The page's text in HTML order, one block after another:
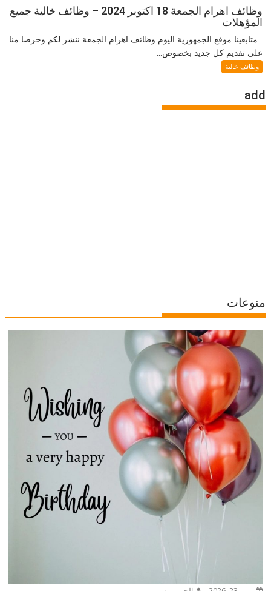
وظائف اهرام الجمعة 18 اكتوبر 2024 – وظائف خالية جميع
المؤهلات
متابعينا موقع الجمهورية اليوم وظائف اهرام الجمعة ننشر لكم وحرصا منا
على تقديم كل جديد بخصوص...
وظائف خالية
add
منوعات